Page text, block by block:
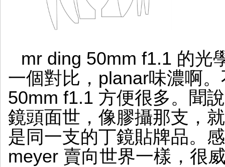
mr ding 50mm f1.1 的光
一個對比，planar味濃啊
50mm f1.1 方便很多。聞
鏡頭面世，像膠攝那支，
是同一支的丁鏡貼牌品。
meyer 賣向世界一樣，很